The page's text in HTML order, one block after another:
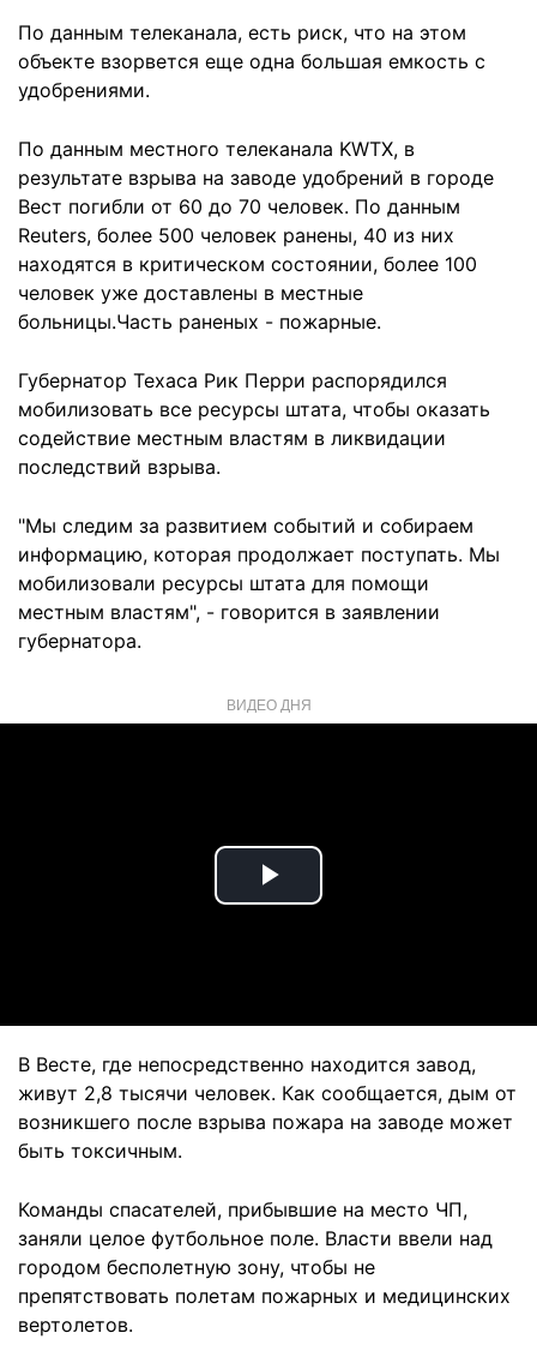
По данным телеканала, есть риск, что на этом
объекте взорвется еще одна большая емкость с
удобрениями.
По данным местного телеканала KWTX, в
результате взрыва на заводе удобрений в городе
Вест погибли от 60 до 70 человек. По данным
Reuters, более 500 человек ранены, 40 из них
находятся в критическом состоянии, более 100
человек уже доставлены в местные
больницы.Часть раненых - пожарные.
Губернатор Техаса Рик Перри распорядился
мобилизовать все ресурсы штата, чтобы оказать
содействие местным властям в ликвидации
последствий взрыва.
"Мы следим за развитием событий и собираем
информацию, которая продолжает поступать. Мы
мобилизовали ресурсы штата для помощи
местным властям", - говорится в заявлении
губернатора.
ВИДЕО ДНЯ
Play
В Весте, где непосредственно находится завод,
живут 2,8 тысячи человек. Как сообщается, дым от
возникшего после взрыва пожара на заводе может
быть токсичным.
Команды спасателей, прибывшие на место ЧП,
заняли целое футбольное поле. Власти ввели над
городом бесполетную зону, чтобы не
препятствовать полетам пожарных и медицинских
вертолетов.